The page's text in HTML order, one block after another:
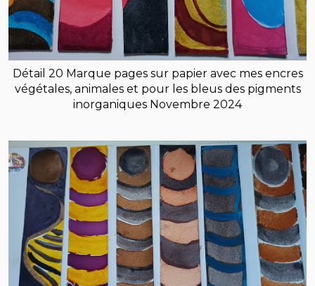
Détail 20 Marque pages sur papier avec mes encres
végétales, animales et pour les bleus des pigments
inorganiques Novembre 2024